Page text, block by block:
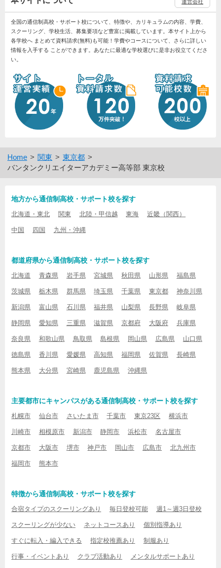
運営会社
全国の通信制高校・サポート校について、特徴や、カリキュラムの内容、学費、
スクーリング、学校生活、募集要項など豊富に掲載しています。本サイト上から
各学校へ まとめて資料請求(無料)も可能！学費やコースについて、さらに詳しい
情報を入手する ことができます。あなたに最適な学校選びに是非お役立てくださ
い。
Home 関東
東京都
バンタンクリエイターアカデミー高等部 東京校
地方から通信制高校・サポート校を探す
北海道・東北 関東 北陸・甲信越 東海 近畿（関西）
中国 四国 九州・沖縄
都道府県から通信制高校・サポート校を探す
北海道 青森県 岩手県 宮城県 秋田県 山形県 福島県
茨城県 栃木県 群馬県 埼玉県 千葉県 東京都 神奈川県
新潟県 富山県 石川県 福井県 山梨県 長野県 岐阜県
静岡県 愛知県 三重県 滋賀県 京都府 大阪府 兵庫県
奈良県 和歌山県 鳥取県 島根県 岡山県 広島県 山口県
徳島県 香川県 愛媛県 高知県 福岡県 佐賀県 長崎県
熊本県 大分県 宮崎県 鹿児島県 沖縄県
主要都市にキャンパスがある通信制高校・サポート校を探す
札幌市 仙台市 さいたま市 千葉市 東京23区 横浜市
川崎市 相模原市 新潟市 静岡市 浜松市 名古屋市
京都市 大阪市 堺市 神戸市 岡山市 広島市 北九州市
福岡市 熊本市
特徴から通信制高校・サポート校を探す
合宿タイプのスクーリングあり 毎日登校可能 週1～週3日登校
スクーリングが少ない ネットコースあり 個別指導あり
すぐに転入・編入できる 指定校推薦あり 制服あり
行事・イベントあり クラブ活動あり メンタルサポートあり